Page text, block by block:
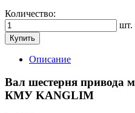
Количество:
шт.
Купить
Описание
Вал шестерня привода
КМУ KANGLIM